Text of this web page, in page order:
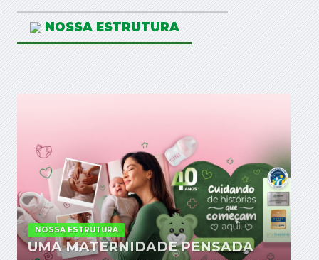
NOSSA ESTRUTURA
NOSSA ESTRUTURA
UMA MATERNIDADE PENSADA